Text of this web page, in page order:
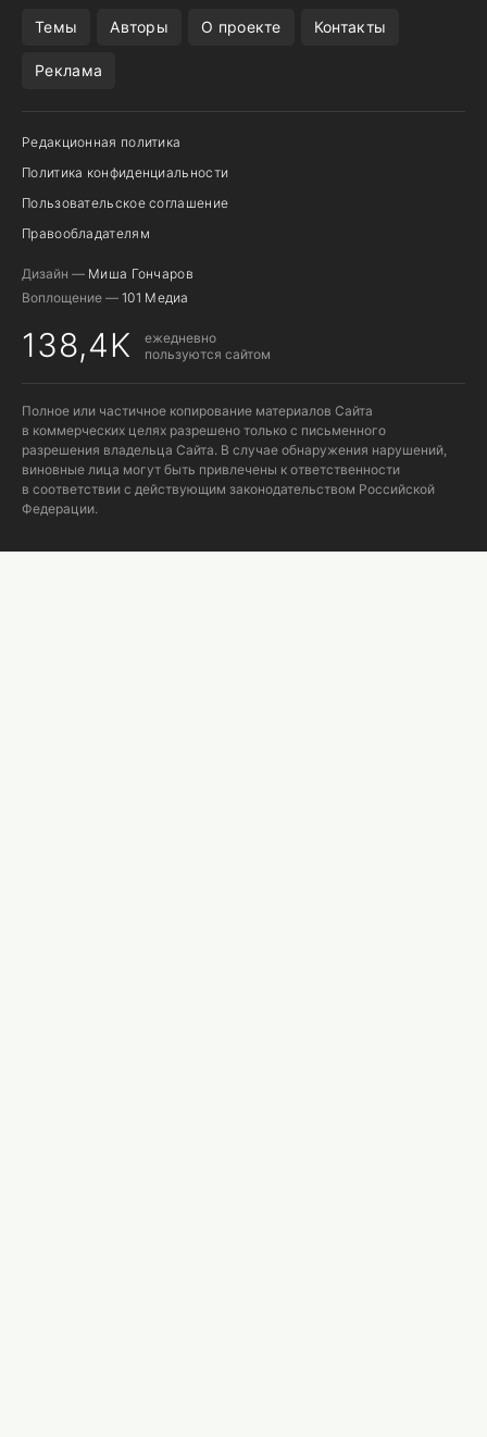
Темы Авторы О проекте Контакты
Реклама
Редакционная политика
Политика конфиденциальности
Пользовательское соглашение
Правообладателям
Дизайн — Миша Гончаров
Воплощение — 101 Медиа
138,4K
ежедневно
пользуются сайтом
Полное или частичное копирование материалов Сайта
в коммерческих целях разрешено только с письменного
разрешения владельца Сайта. В случае обнаружения нарушений,
виновные лица могут быть привлечены к ответственности
в соответствии с действующим законодательством Российской
Федерации.